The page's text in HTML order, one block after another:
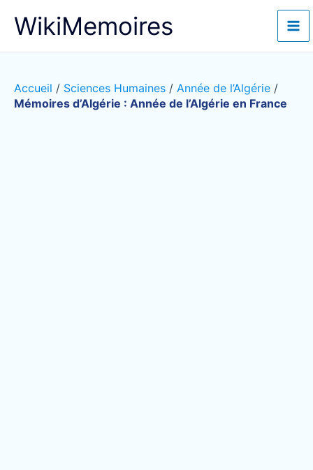
WikiMemoires
Accueil / Sciences Humaines / Année de l’Algérie /
Mémoires d’Algérie : Année de l’Algérie en France